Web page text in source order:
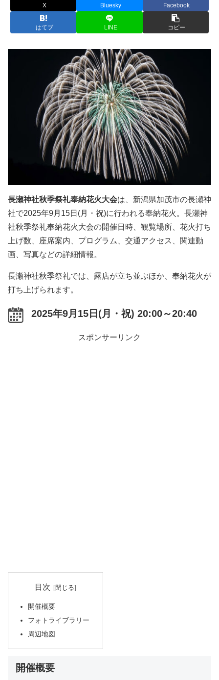
X Bluesky Facebook
はてブ LINE コピー
長瀬神社秋季祭礼奉納花火大会は、新潟県加茂市の長瀬神
社で2025年9月15日(月・祝)に行われる奉納花火。長瀬神
社秋季祭礼奉納花火大会の開催日時、観覧場所、花火打ち
上げ数、座席案内、プログラム、交通アクセス、関連動
画、写真などの詳細情報。
長瀬神社秋季祭礼では、露店が立ち並ぶほか、奉納花火が
打ち上げられます。
2025年9月15日(月・祝) 20:00～20:40
スポンサーリンク
目次
開催概要
フォトライブラリー
周辺地図
開催概要